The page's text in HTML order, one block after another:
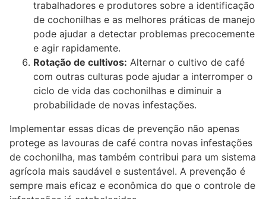
trabalhadores e produtores sobre a identificação
de cochonilhas e as melhores práticas de manejo
pode ajudar a detectar problemas precocemente
e agir rapidamente.
Rotação de cultivos: Alternar o cultivo de café
com outras culturas pode ajudar a interromper o
ciclo de vida das cochonilhas e diminuir a
probabilidade de novas infestações.
Implementar essas dicas de prevenção não apenas
protege as lavouras de café contra novas infestações
de cochonilha, mas também contribui para um sistema
agrícola mais saudável e sustentável. A prevenção é
sempre mais eficaz e econômica do que o controle de